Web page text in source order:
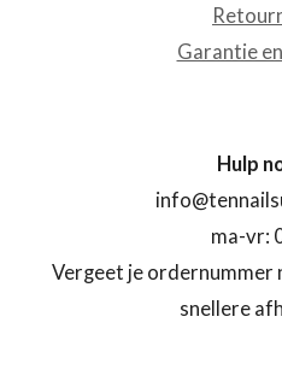
Garantie
Hulp
ma-vr:
Vergeet je ordernummer
snellere